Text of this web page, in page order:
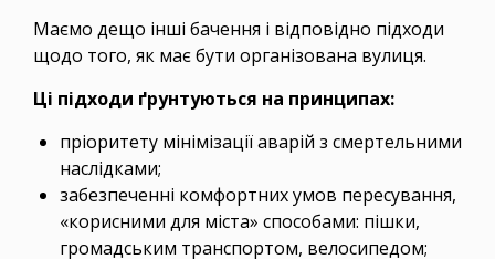
Маємо дещо інші бачення і відповідно підходи
щодо того, як має бути організована вулиця.
Ці підходи ґрунтуються на принципах:
пріоритету мінімізації аварій з смертельними
наслідками;
забезпеченні комфортних умов пересування,
«корисними для міста» способами: пішки,
громадським транспортом, велосипедом;